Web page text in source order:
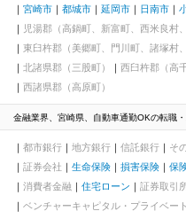
宮崎市 都城市 延岡市 日南市
児湯郡（高鍋町、新富町、西米良村
東臼杵郡（美郷町、門川町、諸塚村
北諸県郡（三股町）
西臼杵郡（高
西諸県郡（高原町）
金融業界、宮崎県、自動車通勤OKの転職
都市銀行 地方銀行 信託銀行 そ
証券会社
生命保険 損害保険 保
消費者金融
住宅ローン 証券取引
ベンチャーキャピタル・プライベー